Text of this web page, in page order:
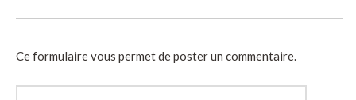
Ce formulaire vous permet de poster un commentaire.